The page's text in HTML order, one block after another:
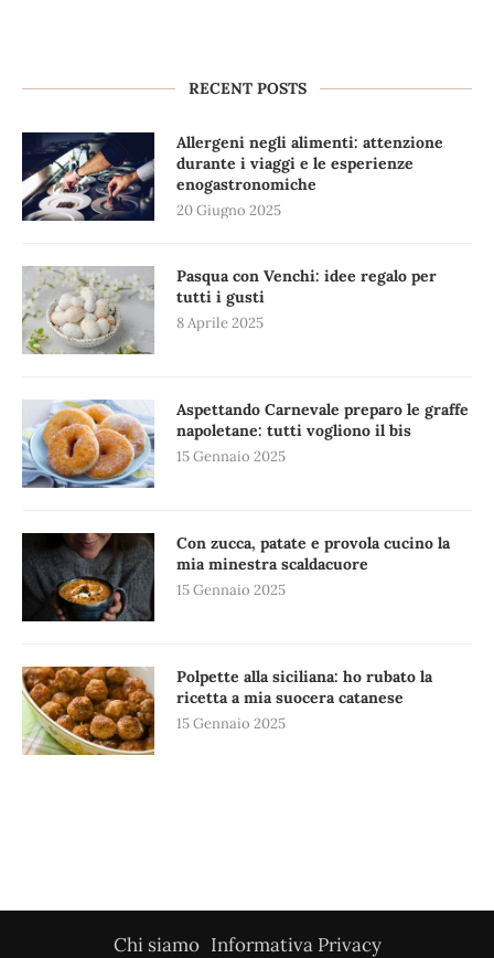
RECENT POSTS
Allergeni negli alimenti: attenzione
durante i viaggi e le esperienze
enogastronomiche
20 Giugno 2025
Pasqua con Venchi: idee regalo per
tutti i gusti
8 Aprile 2025
Aspettando Carnevale preparo le graffe
napoletane: tutti vogliono il bis
15 Gennaio 2025
Con zucca, patate e provola cucino la
mia minestra scaldacuore
15 Gennaio 2025
Polpette alla siciliana: ho rubato la
ricetta a mia suocera catanese
15 Gennaio 2025
Chi siamo Informativa Privacy